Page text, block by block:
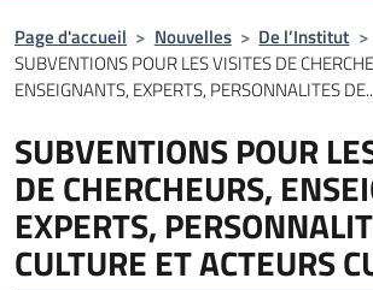
Page d'accueil > Nouvelles > De l’Institut >
SUBVENTIONS POUR LES VISITES DE
ENSEIGNANTS, EXPERTS, PERSONNALITES
SUBVENTIONS POUR
DE CHERCHEURS,
EXPERTS,
CULTURE ET ACTEURS